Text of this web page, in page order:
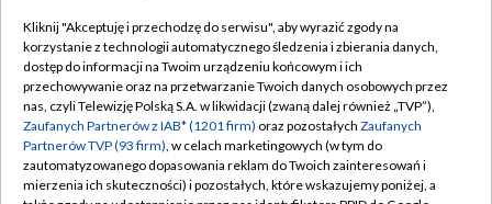
TVP
Abonament TVP
Emisja w TVP
Centrum informacji TVP
Naziemna Telewizja Cyfrowa
Regulamin TVP
Polityka prywatności
Moje zgody
Pomoc
Kliknij "Akceptuję i przechodzę do serwisu", aby wyrazić zgody na
korzystanie z technologii automatycznego śledzenia i zbierania danych,
dostęp do informacji na Twoim urządzeniu końcowym i ich
przechowywanie oraz na przetwarzanie Twoich danych osobowych przez
nas, czyli Telewizję Polską S.A. w likwidacji (zwaną dalej również „TVP”),
Zaufanych Partnerów z IAB* (1201 firm) oraz pozostałych Zaufanych
Partnerów TVP (93 firm), w celach marketingowych (w tym do
zautomatyzowanego dopasowania reklam do Twoich zainteresowań i
mierzenia ich skuteczności) i pozostałych, które wskazujemy poniżej, a